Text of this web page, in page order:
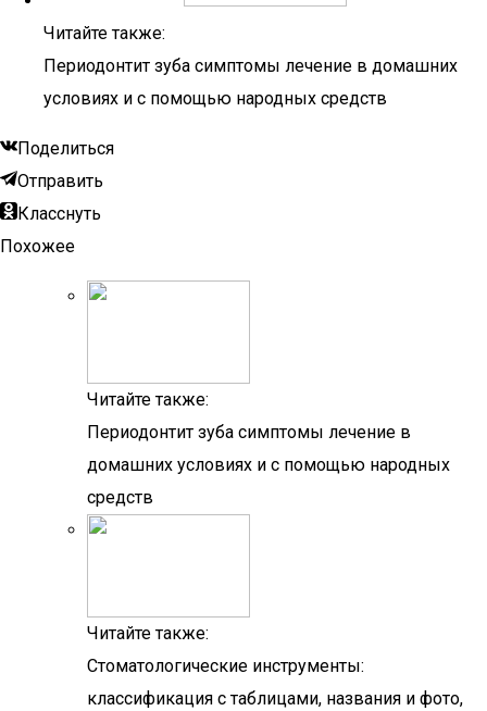
Читайте также:
Периодонтит зуба симптомы лечение в домашних
условиях и с помощью народных средств
Поделиться
Отправить
Класснуть
Похожее
Читайте также:
Периодонтит зуба симптомы лечение в
домашних условиях и с помощью народных
средств
Читайте также:
Стоматологические инструменты:
классификация с таблицами, названия и фото,